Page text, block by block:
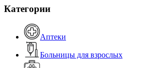
Категории
Аптеки
Больницы для взрослых